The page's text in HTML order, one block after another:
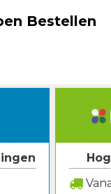
Bestellen